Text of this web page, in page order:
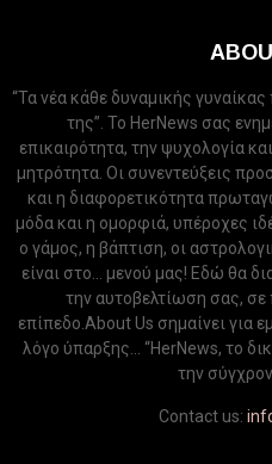
“Τα νέα κάθε δυναμικής
της”. Το HerNews σας
επικαιρότητα, την ψυχολογία
μητρότητα. Οι συνεντεύξεις
και η διαφορετικότητα
μόδα και η ομορφιά, υπέροχες
ο γάμος, η βάπτιση, οι
είναι στο... μενού μας! Εδώ θα
την αυτοβελτίωση σας, σε
επίπεδο.About Us σημαίνει για
λόγο ύπαρξης... “HerNews, το
την
Contact us: